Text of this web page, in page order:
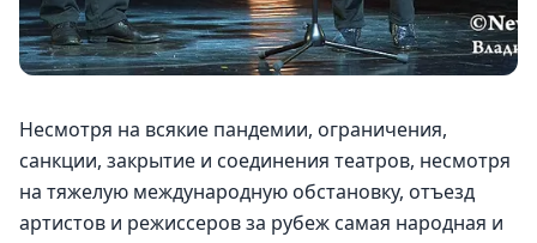
Несмотря на всякие пандемии, ограничения,
санкции, закрытие и соединения театров, несмотря
на тяжелую международную обстановку, отъезд
артистов и режиссеров за рубеж самая народная и